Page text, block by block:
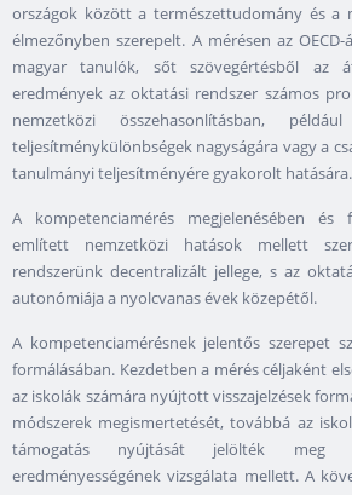
országok között a természettudomány és a
élmezőnyben szerepelt. A mérésen az
magyar tanulók, sőt szövegértésből az
eredmények az oktatási rendszer számos
nemzetközi összehasonlításban,
teljesítménykülönbségek nagyságára vagy a
tanulmányi teljesítményére gyakorolt hatására.
A kompetenciamérés megjelenésében
említett nemzetközi hatások mellett
rendszerünk decentralizált jellege, s az
autonómiája a nyolcvanas évek közepétől.
A kompetenciamérésnek jelentős szerepet
formálásában. Kezdetben a mérés céljaként
az iskolák számára nyújtott visszajelzések
módszerek megismertetését, továbbá az
támogatás nyújtását jelölték meg
eredményességének vizsgálata mellett. A